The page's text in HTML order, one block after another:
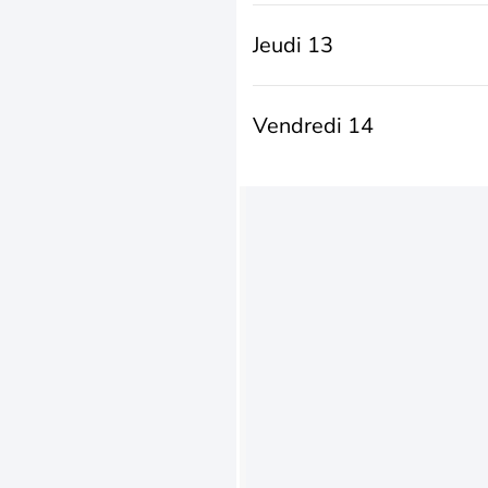
Jeudi 13
Vendredi 14